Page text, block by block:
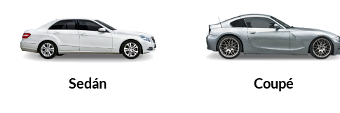
Sedán Coupé